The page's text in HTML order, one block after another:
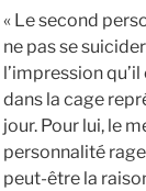
« Le second
ne pas se
l’impression
dans la cage
jour. Pour lui, le
personnalité
peut-être la